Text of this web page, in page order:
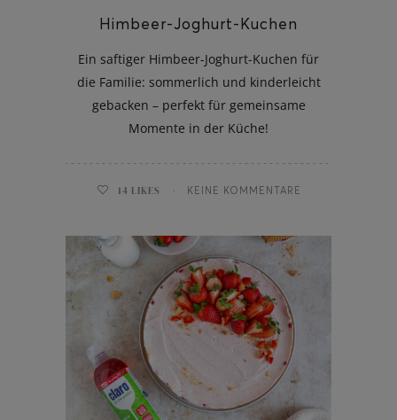
Himbeer-Joghurt-Kuchen
Ein saftiger Himbeer-Joghurt-Kuchen für
die Familie: sommerlich und kinderleicht
gebacken – perfekt für gemeinsame
Momente in der Küche!
14 LIKES KEINE KOMMENTARE